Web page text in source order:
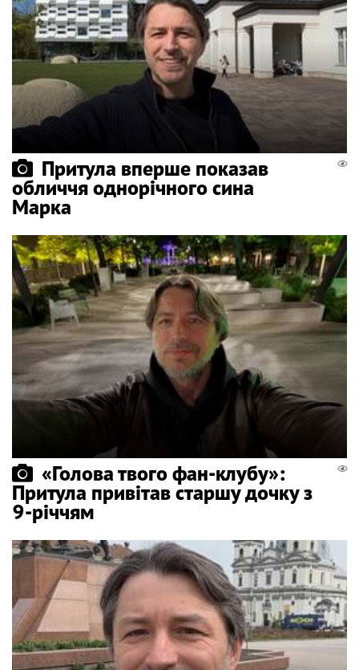
Притула вперше показав
обличчя однорічного сина
Марка
«Голова твого фан-клубу»:
Притула привітав старшу дочку з
9-річчям